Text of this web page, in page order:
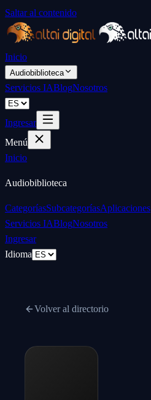
Saltar al contenido
Inicio
Audiobiblioteca
Servicios IABlogNosotros
Ingresar
Menú
Inicio
Audiobiblioteca
CategoríasSubcategoríasAplicaciones
Servicios IABlogNosotros
Ingresar
Idioma
Volver al directorio